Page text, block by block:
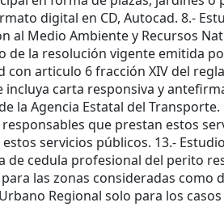
digital en CD, Autocad. 8.-
al Medio Ambiente y Recursos
de la resolución vigente emitida
con articulo 6 fracción XIV del
incluya carta responsiva y
la Agencia Estatal del
que prestan estos
servicios públicos. 13.-
de cedula profesional del perito
las zonas consideradas como
Regional solo para los